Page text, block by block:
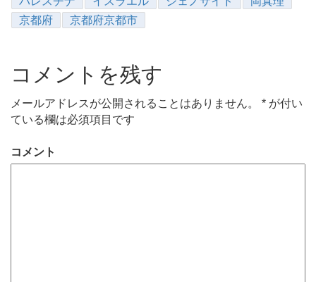
京都府
京都府京都市
コメントを残す
メールアドレスが公開されることはありません。 * が付い
ている欄は必須項目です
コメント